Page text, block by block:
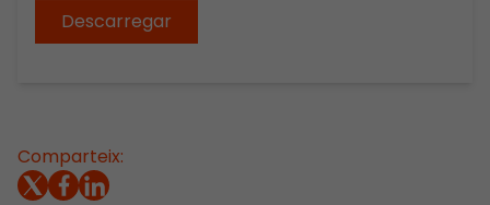
Descarregar
Comparteix: